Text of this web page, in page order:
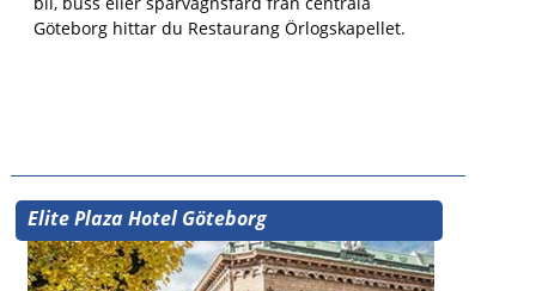
Göteborg hittar du Restaurang Örlogskapellet.
Elite Plaza Hotel Göteborg